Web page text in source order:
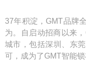
37年积淀，GMT品牌
为。自启动招商以来
城市，包括深圳、东
可，成为了GMT智能